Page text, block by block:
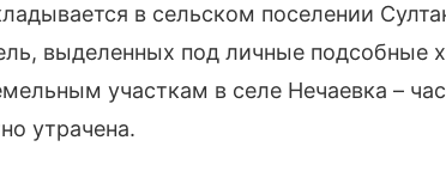
в сельском поселении
выделенных под личные подсобные
участкам в селе Нечаевка –
утрачена.